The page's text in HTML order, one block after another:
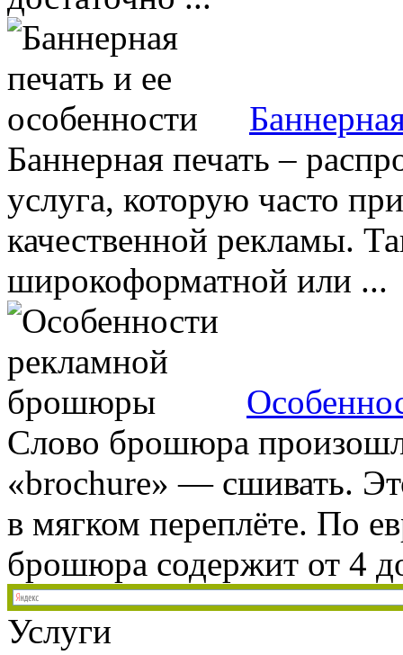
Баннерная печать –
услуга, которую часто
качественной рекламы.
широкоформатной или ...
Слово брошюра
«brochure» — сшивать.
в мягком переплёте. По
брошюра содержит от 4
Услуги